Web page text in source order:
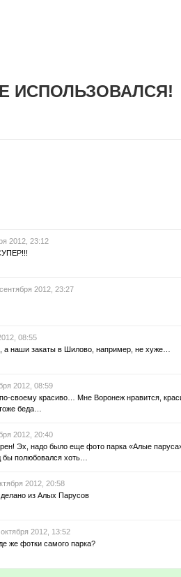
ИСПОЛЬЗОВАЛСЯ!
2012, 23:12
2012, 23:27
08:55
наши закаты в Шилово, например, не хуже…
2012, 08:59
своему красиво… Мне Воронеж нравится,
беда…
2012, 20:40
Эх, надо было еще фото парка «Алые
полюбовался хоть…
2012, 20:58
из Алых Парусов
2012, 13:52
же фотки самого парка?